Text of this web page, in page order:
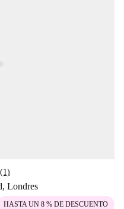
Londres
HASTA UN 8 % DE DESCUENTO